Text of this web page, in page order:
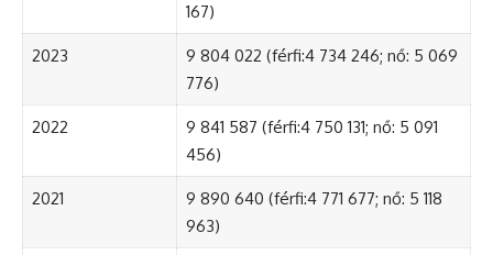
167)
2023
9 804 022 (férfi:4 734 246; nő: 5 069
776)
2022
9 841 587 (férfi:4 750 131; nő: 5 091
456)
2021
9 890 640 (férfi:4 771 677; nő: 5 118
963)